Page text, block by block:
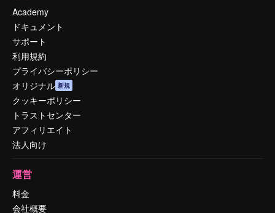
Academy
ドキュメント
サポート
利用規約
プライバシーポリシー
オリジナル 新規
クッキーポリシー
トラストセンター
アフィリエイト
法人向け
運営
料金
会社概要